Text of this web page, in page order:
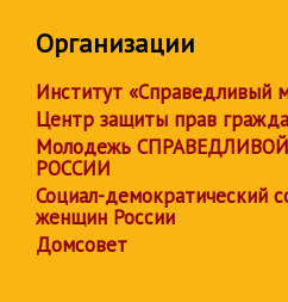
Организации
Институт «Справедливый
Центр защиты прав
Молодежь СПРАВЕДЛИВОЙ
РОССИИ
Социал-демократический
женщин России
Домсовет